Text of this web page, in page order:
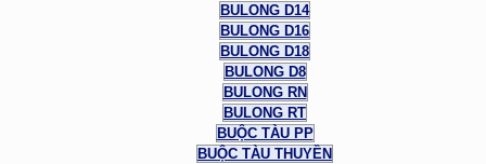
BULONG D14
BULONG D16
BULONG D18
BULONG D8
BULONG RN
BULONG RT
BUỘC TÀU PP
BUỘC TÀU THUYỀN